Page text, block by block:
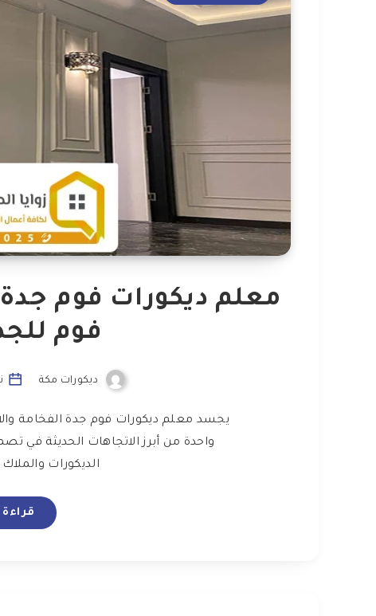
فوم
ديكورات مكة
يجسد معلم ديكورات فوم جدة الفخامة
واحدة من أبرز الاتجاهات الحديثة في
الديكورات
قراءة